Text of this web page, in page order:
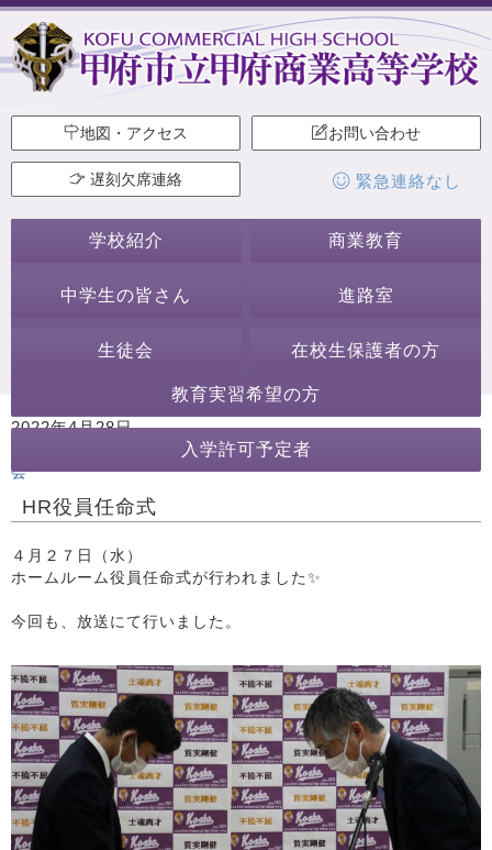
地図・アクセス お問い合わせ
遅刻欠席連絡 緊急連絡なし
学校紹介 商業教育
中学生の皆さん 進路室
生徒会 在校生保護者の方
教育実習希望の方
入学許可予定者
2022年4月28日
年度初めの行事 行事・活動
会
HR役員任命式
４月２７日（水）
ホームルーム役員任命式が行われました✨
今回も、放送にて行いました。